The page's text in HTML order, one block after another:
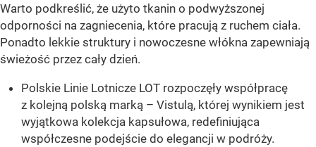
Warto podkreślić, że użyto tkanin o podwyższonej
odporności na zagniecenia, które pracują z ruchem ciała.
Ponadto lekkie struktury i nowoczesne włókna zapewniają
świeżość przez cały dzień.
Polskie Linie Lotnicze LOT rozpoczęły współpracę
z kolejną polską marką – Vistulą, której wynikiem jest
wyjątkowa kolekcja kapsułowa, redefiniująca
współczesne podejście do elegancji w podróży.